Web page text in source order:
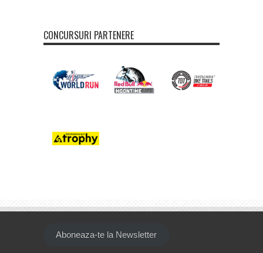
CONCURSURI PARTENERE
Aboneaza-te la Newsletter